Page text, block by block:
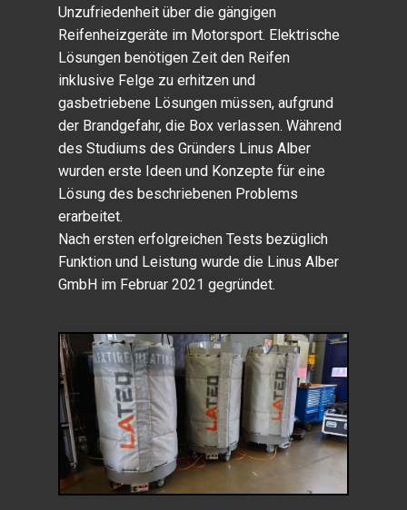
Unzufriedenheit über die gängigen
Reifenheizgeräte im Motorsport. Elektrische
Lösungen benötigen Zeit den Reifen
inklusive Felge zu erhitzen und
gasbetriebene Lösungen müssen, aufgrund
der Brandgefahr, die Box verlassen. Während
des Studiums des Gründers Linus Alber
wurden erste Ideen und Konzepte für eine
Lösung des beschriebenen Problems
erarbeitet.
Nach ersten erfolgreichen Tests bezüglich
Funktion und Leistung wurde die Linus Alber
GmbH im Februar 2021 gegründet.